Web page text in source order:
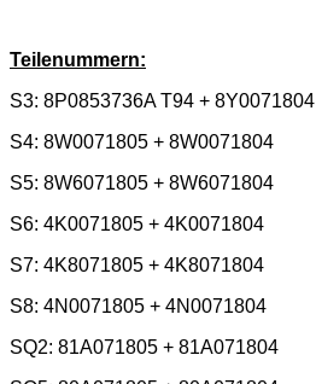
Teilenummern:
S3: 8P0853736A T94 + 8Y0071804
S4: 8W0071805 + 8W0071804
S5: 8W6071805 + 8W6071804
S6: 4K0071805 + 4K0071804
S7: 4K8071805 + 4K8071804
S8: 4N0071805 + 4N0071804
SQ2: 81A071805 + 81A071804